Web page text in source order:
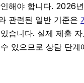
해야 합니다. 2026
관련된 일반 기준은
습니다. 실제 제출
있으므로 상담 단계